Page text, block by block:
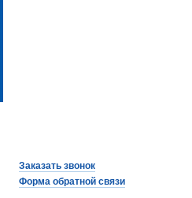
Заказать звонок
Форма обратной связи